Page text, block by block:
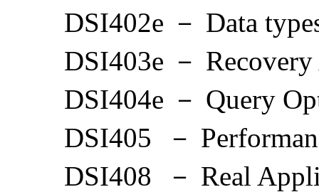
DSI402e － Data
DSI403e －
DSI404e － Query
DSI405 －
DSI408 － Real